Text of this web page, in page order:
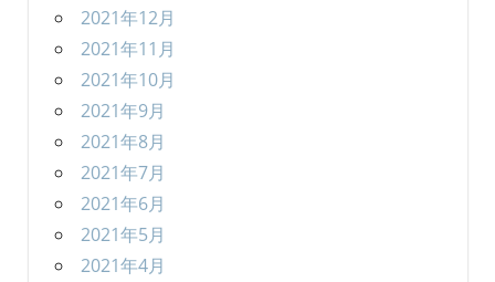
2021年12月
2021年11月
2021年10月
2021年9月
2021年8月
2021年7月
2021年6月
2021年5月
2021年4月